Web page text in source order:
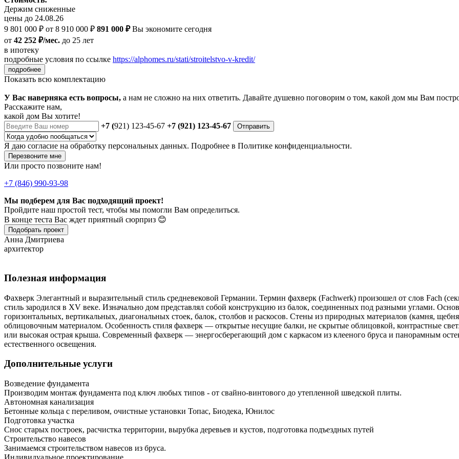
Держим сниженные
цены до 24.08.26
9 801 000 ₽ от 8 910 000 ₽ 891 000 ₽Вы экономите сегодня
от 42 252 ₽/мес. до 25 лет
в ипотеку
подробные условия по ссылке https://alphomes.ru/stati/stroitelstvo-v-kredit/
подробнее
Показать всю комплектацию
У Вас наверняка есть вопросы, а нам не сложно на них ответить. Давайте душевно поговорим о том, какой дом мы Вам
Расскажите нам,
какой дом Вы хотите!
+7 (921) 123-45-67 +7 (921) 123-45-67 Отправить
Я даю согласие на обработку персональных данных. Подробнее в Политике конфиденциальности.
Перезвоните мне
Или просто позвоните нам!
+7 (846) 990-93-98
Мы подберем для Вас подходящий проект!
Пройдите наш простой тест, чтобы мы помогли Вам определиться.
В конце теста Вас ждет приятный сюрприз 😊
Подобрать проект
Анна Дмитриева
архитектор
Полезная информация
Фахверк Элегантный и выразительный стиль средневековой Германии. Термин фахверк (Fachwerk) произошел от слов Fach
стиль зародился в XV веке. Изначально дом представлял собой конструкцию из балок, соединенных под разными углами.
горизонтальных, вертикальных, диагональных стоек, балок, столбов и раскосов. Стены из природных материалов (камня,
облицовочным материалом. Особенность стиля фахверк — открытые несущие балки, не скрытые облицовкой, контрастные
или высокая острая крыша. Современный фахверк — энергосберегающий дом с каркасом из клееного бруса и панорамным
естественного освещения.
Дополнительные услуги
Возведение фундамента
Производим монтаж фундамента под ключ любых типов - от свайно-винтового до утепленной шведской плиты.
Автономная канализация
Бетонные кольца с переливом, очистные установки Топас, Биодека, Юнилос
Подготовка участка
Снос старых построек, расчистка территории, вырубка деревьев и кустов, подготовка подъездных путей
Строительство навесов
Занимаемся строительством навесов из бруса.